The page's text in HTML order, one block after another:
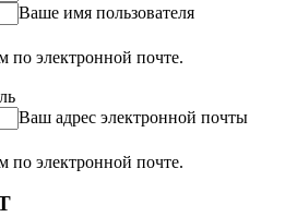
Ваше имя пользователя
по электронной почте.
Ваш адрес электронной почты
по электронной почте.